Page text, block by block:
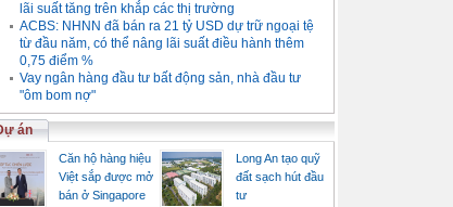
lãi suất tăng trên khắp các thị trường
ACBS: NHNN đã bán ra 21 tỷ USD dự trữ ngoại tệ
từ đầu năm, có thể nâng lãi suất điều hành thêm
0,75 điểm %
Vay ngân hàng đầu tư bất động sản, nhà đầu tư
"ôm bom nợ"
án
Căn hộ hàng hiệu
Việt sắp được mở
bán ở Singapore
Long An tạo quỹ
đất sạch hút đầu
tư